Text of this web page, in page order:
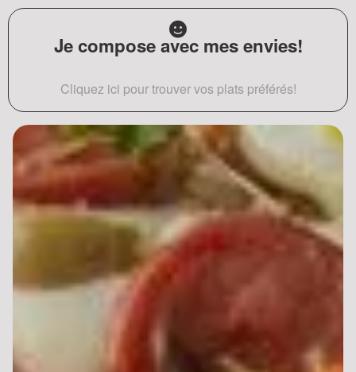
Je compose avec mes envies!
Cliquez ici pour trouver vos plats préférés!